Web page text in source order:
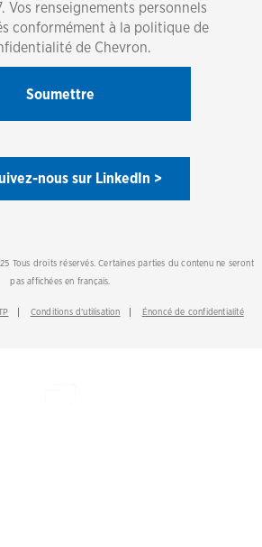
Vos renseignements personnels
conformément à la politique de
de Chevron.
nous sur LinkedIn >
Tous droits réservés. Certaines parties du contenu ne seront
pas affichées en français.
Conditions d’utilisation Énoncé de confidentialité